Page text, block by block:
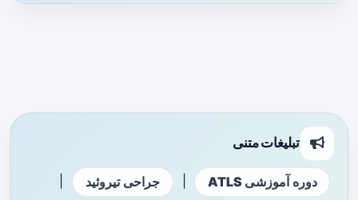
تبلیغات متنی
دوره آموزشی ATLS جراحی تیروئید